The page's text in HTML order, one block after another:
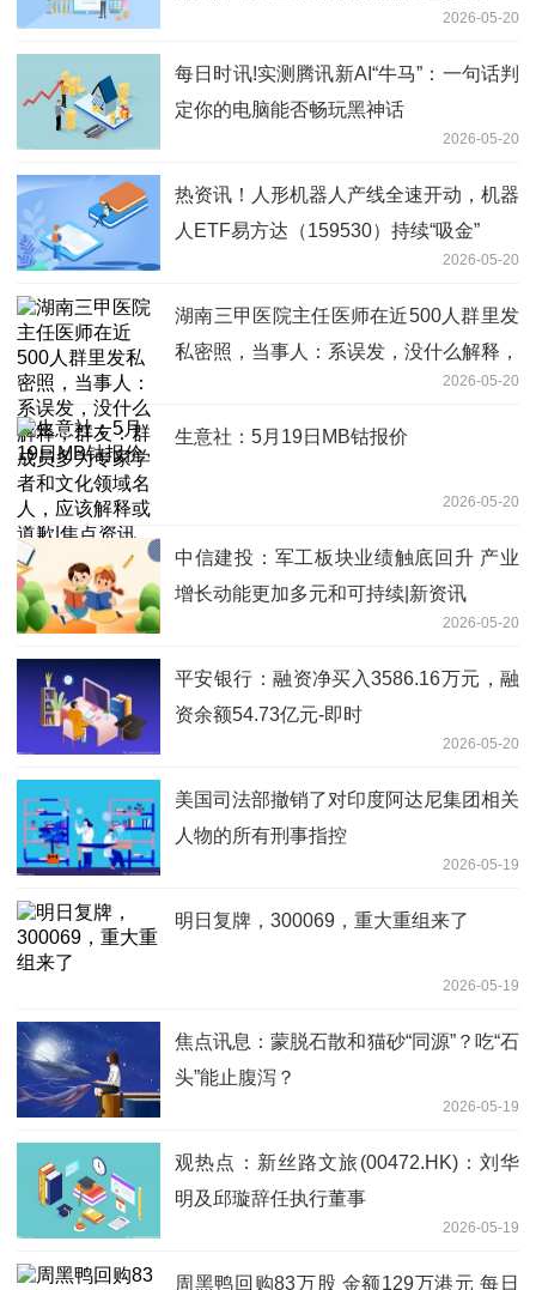
2026-05-20
每日时讯!实测腾讯新AI“牛马”：一句话判
定你的电脑能否畅玩黑神话
2026-05-20
热资讯！人形机器人产线全速开动，机器
人ETF易方达（159530）持续“吸金”
2026-05-20
湖南三甲医院主任医师在近500人群里发
私密照，当事人：系误发，没什么解释，
群友：群成员多为专家学者和文化领域名
人，应该解释或道歉|焦点资讯
2026-05-20
生意社：5月19日MB钴报价
2026-05-20
中信建投：军工板块业绩触底回升 产业
增长动能更加多元和可持续|新资讯
2026-05-20
平安银行：融资净买入3586.16万元，融
资余额54.73亿元-即时
2026-05-20
美国司法部撤销了对印度阿达尼集团相关
人物的所有刑事指控
2026-05-19
明日复牌，300069，重大重组来了
2026-05-19
焦点讯息：蒙脱石散和猫砂“同源”？吃“石
头”能止腹泻？
2026-05-19
观热点：新丝路文旅(00472.HK)：刘华
明及邱璇辞任执行董事
2026-05-19
周黑鸭回购83万股 金额129万港元 每日